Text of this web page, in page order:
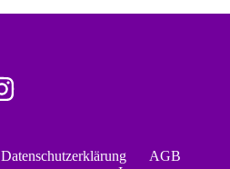
Datenschutzerklärung
AGB